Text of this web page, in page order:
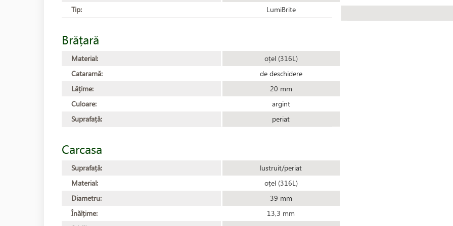
Tip:
LumiBrite
Brățară
Material:
oțel (316L)
Cataramă:
de deschidere
Lățime:
20 mm
Culoare:
argint
Suprafață:
periat
Carcasa
Suprafață:
lustruit/periat
Material:
oțel (316L)
Diametru:
39 mm
Înălțime:
13,3 mm